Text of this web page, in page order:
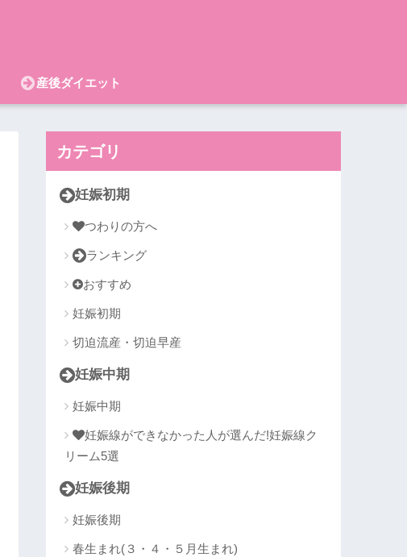
産後ダイエット
カテゴリ
妊娠初期
つわりの方へ
ランキング
おすすめ
妊娠初期
切迫流産・切迫早産
妊娠中期
妊娠中期
妊娠線ができなかった人が選んだ!妊娠線ク
リーム5選
妊娠後期
妊娠後期
春生まれ(３・４・５月生まれ)